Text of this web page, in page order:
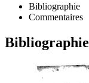
Bibliographie
Commentaires
Bibliographie